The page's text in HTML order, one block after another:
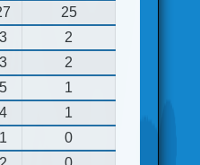
25
2
2
1
1
0